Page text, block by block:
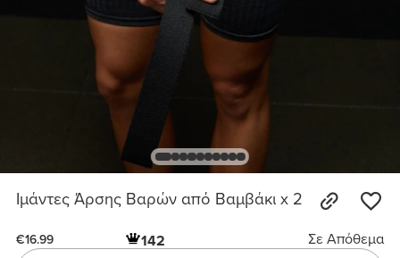
Ιμάντες Άρσης Βαρών από Βαμβάκι x 2
€16.99 142
Σε Απόθεμα